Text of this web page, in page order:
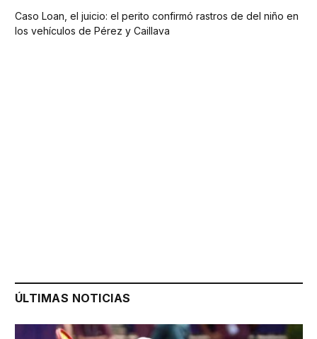
Caso Loan, el juicio: el perito confirmó rastros de del niño en
los vehículos de Pérez y Caillava
ÚLTIMAS NOTICIAS